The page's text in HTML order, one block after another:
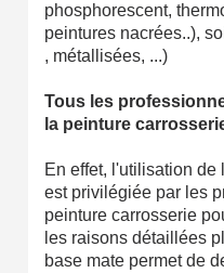
phosphorescent,
peintures nacrées..),
, métallisées, ...)
Tous les
la peinture
En effet, l'utilisation
est privilégiée par les
peinture carrosserie
les raisons détaillées
base mate permet de